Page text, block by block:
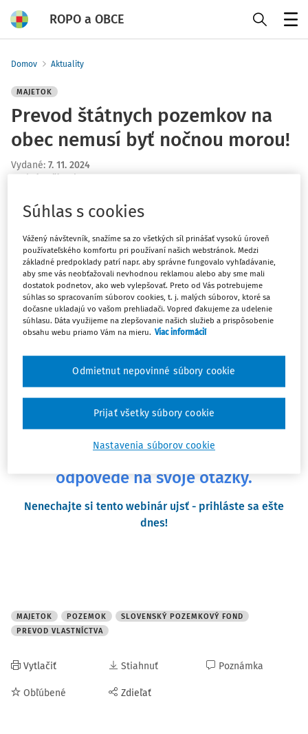
ROPO a OBCE
Domov Aktuality
MAJETOK
Prevod štátnych pozemkov na
obec nemusí byť nočnou morou!
Vydané: 7. 11. 2024
1 minúta čítania
Spoznávate sa v niektorej z týchto situácií?
Verejnoprospešné stavby vo vašej obci stoja na štátnom
pozemku.
Neviete, akým spôsobom môžete získať štátne pozemku
od Slovenského pozemkového fondu.
Nie ste vlastníkom pozemku, a preto máte problém
vybaviť stavebné povolenie či poberať eurofondy.
Máte veľa nezodpovedaných otázok ohľadom prevodu
štátnych pozemkov...
Máme pre vás riešenie...
už 20. novembra 2024 usporiadame
špeciálny webinár, kde dostanete
odpovede na svoje otázky.
Nenechajte si tento webinár ujsť - prihláste sa ešte
dnes!
MAJETOK POZEMOK
SLOVENSKÝ POZEMKOVÝ FOND
PREVOD VLASTNÍCTVA
Vytlačiť
Obľúbené
Stiahnuť
Zdieľať
Poznámka
Súhlas s cookies
Vážený návštevník, snažíme sa zo všetkých síl prinášať vysokú úroveň
používateľského komfortu pri používaní našich webstránok. Medzi
základné predpoklady patrí napr. aby správne fungovalo vyhľadávanie,
aby sme vás neobťažovali nevhodnou reklamou alebo aby sme mali
dostatok podnetov, ako web vylepšovať. Preto od Vás potrebujeme
súhlas so spracovaním súborov cookies, t. j. malých súborov, ktoré sa
dočasne ukladajú vo vašom prehliadači. Vopred ďakujeme za udelenie
súhlasu. Dáta využijeme na zlepšovanie našich služieb a prispôsobenie
obsahu webu priamo Vám na mieru. Viac informácií
Nastavenia súborov cookie
Odmietnut nepovinné súbory cookie
Prijať všetky súbory cookie